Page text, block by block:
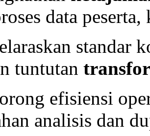
data
standar
tuntutan
efisiensi
analisis dan